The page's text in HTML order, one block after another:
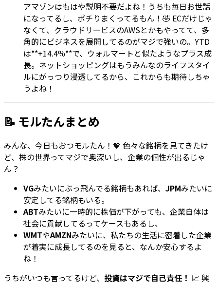
アマゾンはもはや説明不要だよね！うちも毎日お世話
になってるし、ポチりまくってるもん！🤣 ECだけじゃ
なくて、クラウドサービスのAWSとかもやってて、多
角的にビジネスを展開してるのがマジで強いの。YTD
は**+14.4%**で、ウォルマートと似たようなプラス成
長。ネットショッピングはもうみんなのライフスタイ
ルにがっつり浸透してるから、これからも期待しちゃ
うよね！
📝 モルたんまとめ
みんな、今日もおつモルたん！💖 色々な銘柄を見てきたけ
ど、株の世界ってマジで奥深いし、企業の個性が出るじゃ
ん？
VGみたいにぶっ飛んでる銘柄もあれば、 JPMみたいに
安定してる銘柄もいる。
ABTみたいに一時的に株価が下がっても、企業自体は
社会に貢献してるってケースもあるし、
WMTやAMZNみたいに、私たちの生活に密着した企業
が着実に成長してるのを見ると、なんか安心するよ
ね！
うちがいつも言ってるけど、 投資はマジで自己責任！ 📈 興